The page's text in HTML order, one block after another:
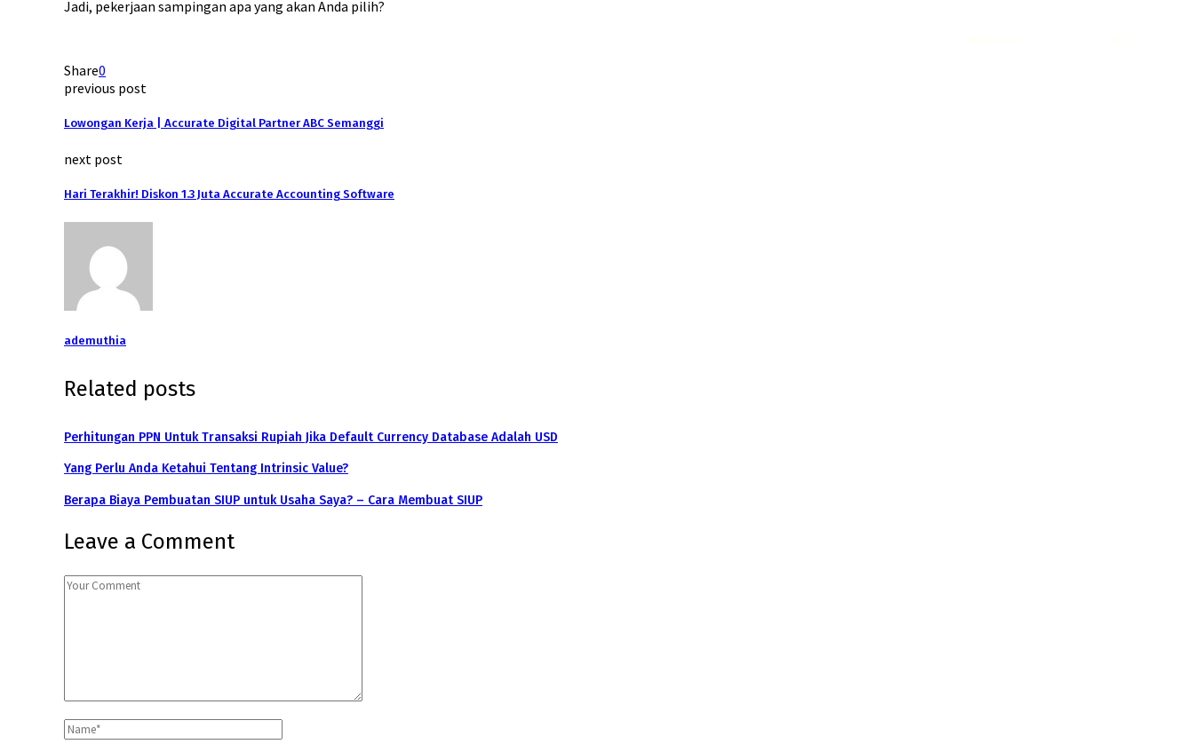
Jadi, pekerjaan sampingan apa yang akan Anda pilih?
Share0
previous post
Lowongan Kerja | Accurate Digital Partner ABC Semanggi
next post
Hari Terakhir! Diskon 1.3 Juta Accurate Accounting Software
ademuthia
Related posts
Perhitungan PPN Untuk Transaksi Rupiah Jika Default Currency Database Adalah USD
Yang Perlu Anda Ketahui Tentang Intrinsic Value?
Berapa Biaya Pembuatan SIUP untuk Usaha Saya? – Cara Membuat SIUP
Leave a Comment